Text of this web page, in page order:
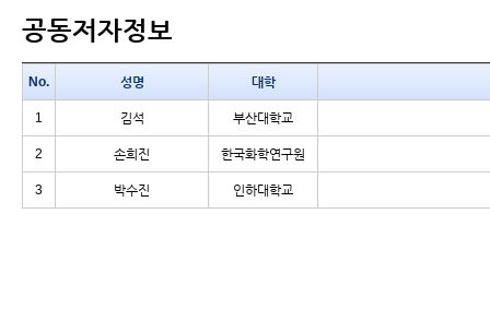
공동저자정보
No. 성명 대학
1 김석 부산대학교
2 손희진 한국화학연구원
3 박수진 인하대학교